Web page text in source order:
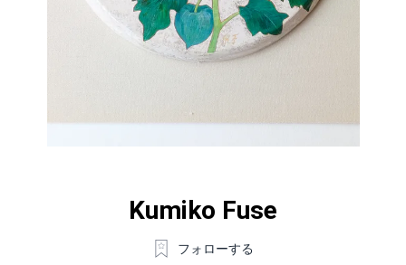
Kumiko Fuse
フォローする